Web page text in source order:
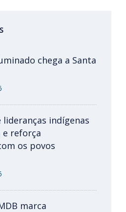
chega a Santa
indígenas
e reforça
os povos
marca